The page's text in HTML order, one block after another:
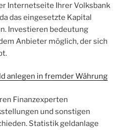
Internetseite Ihrer Volksbank
das eingesetzte Kapital
Investieren bedeutung
Anbieter möglich, der sich
anlegen in fremder Währung
Finanzexperten
und sonstigen
Statistik geldanlage